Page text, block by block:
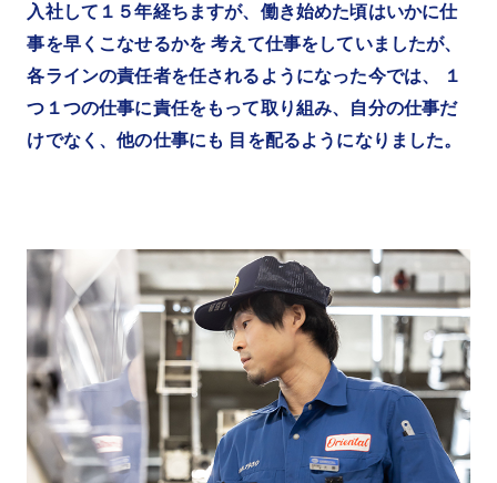
入社して１５年経ちますが、働き始めた頃はいかに仕
事を早くこなせるかを 考えて仕事をしていましたが、
各ラインの責任者を任されるようになった今では、 １
つ１つの仕事に責任をもって取り組み、自分の仕事だ
けでなく、他の仕事にも 目を配るようになりました。